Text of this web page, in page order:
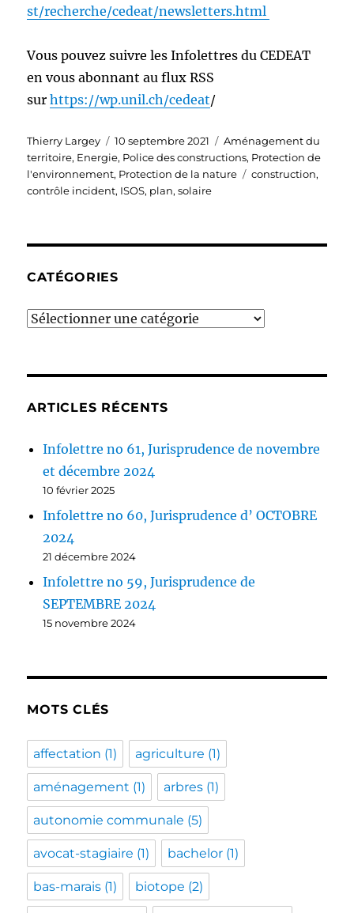
st/recherche/cedeat/newsletters.html
Vous pouvez suivre les Infolettres du CEDEAT
en vous abonnant au flux RSS
surhttps://wp.unil.ch/cedeat/
Auteur
Thierry Largey
Publié
le
10 septembre 2021 Catégories
Aménagement du
territoire, Energie, Police des constructions, Protection de
l'environnement, Protection de la nature Étiquettes
construction,
contrôle incident, ISOS, plan,solaire
CATÉGORIES
Catégories
ARTICLES RÉCENTS
Infolettre no 61, Jurisprudence de novembre
et décembre 2024
10 février 2025
Infolettre no 60, Jurisprudence d’ OCTOBRE
2024
21 décembre 2024
Infolettre no 59, Jurisprudence de
SEPTEMBRE 2024
15 novembre 2024
MOTS CLÉS
affectation (1) agriculture (1)
aménagement (1) arbres (1)
autonomie communale (5)
avocat-stagiaire (1) bachelor (1)
bas-marais (1) biotope (2)